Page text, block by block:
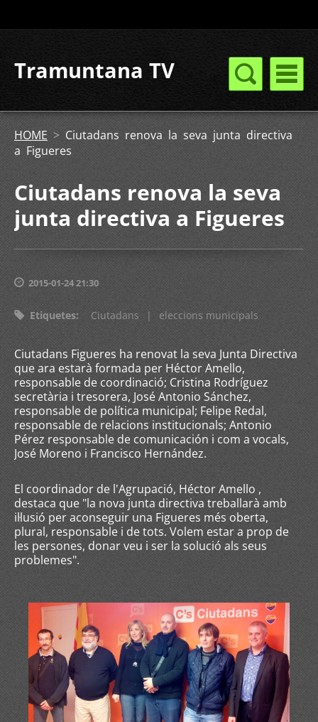
Tramuntana TV
HOME > Ciutadans renova la seva junta directiva
a Figueres
Ciutadans renova la seva
junta directiva a Figueres
2015-01-24 21:30
Etiquetes: Ciutadans | eleccions municipals
Ciutadans Figueres ha renovat la seva Junta Directiva
que ara estarà formada per Héctor Amello,
responsable de coordinació; Cristina Rodríguez
secretària i tresorera, José Antonio Sánchez,
responsable de política municipal; Felipe Redal,
responsable de relacions institucionals; Antonio
Pérez responsable de comunicación i com a vocals,
José Moreno i Francisco Hernández.
El coordinador de l'Agrupació, Héctor Amello ,
destaca que "la nova junta directiva treballarà amb
il·lusió per aconseguir una Figueres més oberta,
plural, responsable i de tots. Volem estar a prop de
les persones, donar veu i ser la solució als seus
problemes".